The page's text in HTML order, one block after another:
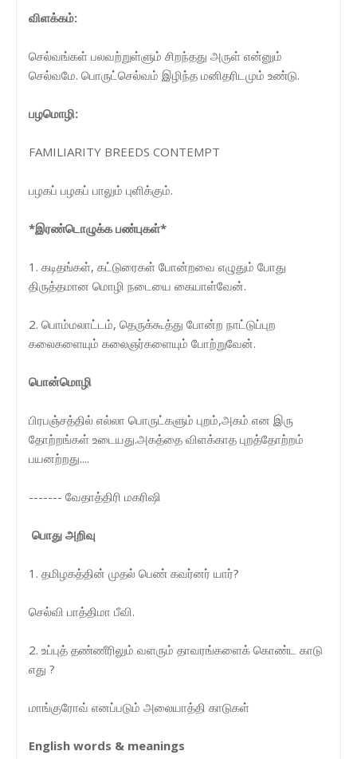
விளக்கம்:
செல்வங்கள் பலவற்றுள்ளும் சிறந்தது அருள் என்னும்
செல்வமே. பொருட்செல்வம் இழிந்த மனிதரிடமும் உண்டு.
பழமொழி:
FAMILIARITY BREEDS CONTEMPT
பழகப் பழகப் பாலும் புளிக்கும்.
*இரண்டொழுக்க பண்புகள்*
1. கடிதங்கள், கட்டுரைகள் போன்றவை எழுதும் போது
திருத்தமான மொழி நடையை கையாள்வேன்.
2. பொம்மலாட்டம், தெருக்கூத்து போன்ற நாட்டுப்புற
கலைகளையும் கலைஞர்களையும் போற்றுவேன்.
பொன்மொழி
பிரபஞ்சத்தில் எல்லா பொருட்களும் புறம்,அகம் என இரு
தோற்றங்கள் உடையது.அகத்தை விளக்காத புறத்தோற்றம்
பயனற்றது....
------- வேதாத்திரி மகரிஷி
பொது அறிவு
1. தமிழகத்தின் முதல் பெண் கவர்னர் யார்?
செல்வி பாத்திமா பீவி.
2. உப்புத் தண்ணீரிலும் வளரும் தாவரங்களைக் கொண்ட காடு
எது ?
மாங்குரோவ் எனப்படும் அலையாத்தி காடுகள்
English words & meanings